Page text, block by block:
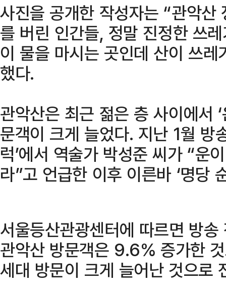
사진을 공개한 작성자는 “관악
를 버린 인간들, 정말 진정한 쓰
이 물을 마시는 곳인데 산이 쓰
했다.
관악산은 최근 젊은 층 사이에서
문객이 크게 늘었다. 지난 1월 방
럭’에서 역술가 박성준 씨가 “운
라”고 언급한 이후 이른바 ‘명당
서울등산관광센터에 따르면 방
관악산 방문객은 9.6% 증가한
세대 방문이 크게 늘어난 것으로